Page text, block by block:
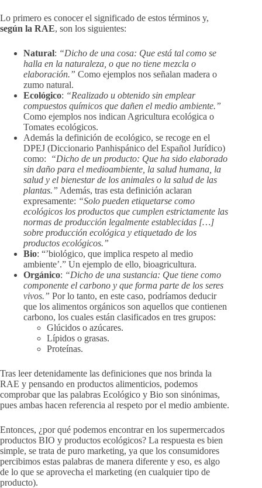
Lo primero es conocer el significado de estos términos y,
según la RAE, son los siguientes:
Natural: “Dicho de una cosa: Que está tal como se
halla en la naturaleza, o que no tiene mezcla o
elaboración.” Como ejemplos nos señalan madera o
zumo natural.
Ecológico: “Realizado u obtenido sin emplear
compuestos químicos que dañen el medio ambiente.”
Como ejemplos nos indican Agricultura ecológica o
Tomates ecológicos.
Además la definición de ecológico, se recoge en el
DPEJ (Diccionario Panhispánico del Español Jurídico)
como:
“Dicho de un producto: Que ha sido elaborado
sin daño para el medioambiente, la salud humana, la
salud y el bienestar de los animales o la salud de las
plantas.” Además, tras esta definición aclaran
expresamente: “Solo pueden etiquetarse como
ecológicos los productos que cumplen estrictamente las
normas de producción legalmente establecidas […]
sobre producción ecológica y etiquetado de los
productos ecológicos.”
Bio: “’biológico, que implica respeto al medio
ambiente’.” Un ejemplo de ello, bioagricultura.
Orgánico: “Dicho de una sustancia: Que tiene como
componente el carbono y que forma parte de los seres
vivos.” Por lo tanto, en este caso, podríamos deducir
que los alimentos orgánicos son aquellos que contienen
carbono, los cuales están clasificados en tres grupos:
Glúcidos o azúcares.
Lípidos o grasas.
Proteínas.
Tras leer detenidamente las definiciones que nos brinda la
RAE y pensando en productos alimenticios, podemos
comprobar que las palabras Ecológico y Bio son sinónimas,
pues ambas hacen referencia al respeto por el medio ambiente.
Entonces, ¿por qué podemos encontrar en los supermercados
productos BIO y productos ecológicos? La respuesta es bien
simple, se trata de puro marketing, ya que los consumidores
percibimos estas palabras de manera diferente y eso, es algo
de lo que se aprovecha el marketing (en cualquier tipo de
producto).